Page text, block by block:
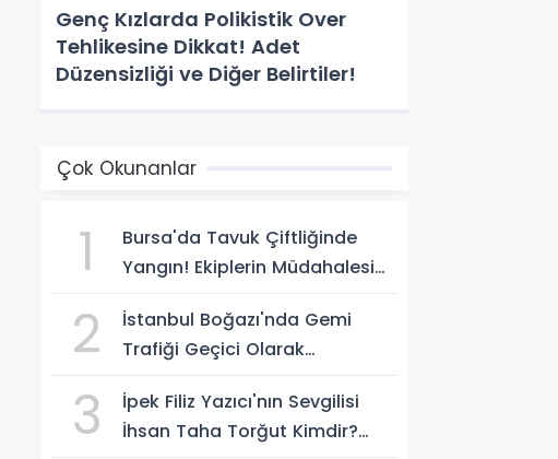
Genç Kızlarda Polikistik Over
Tehlikesine Dikkat! Adet
Düzensizliği ve Diğer Belirtiler!
Çok Okunanlar
1
Bursa'da Tavuk Çiftliğinde
Yangın! Ekiplerin Müdahalesi
2
İstanbul Boğazı'nda Gemi
Trafiği Geçici Olarak
3
İpek Filiz Yazıcı'nın Sevgilisi
İhsan Taha Torğut Kimdir?